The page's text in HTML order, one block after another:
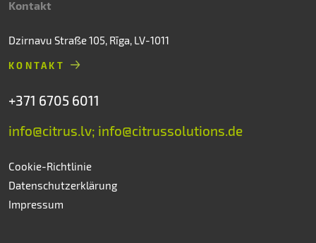
Kontakt
Dzirnavu Straße 105, Rīga, LV-1011
KONTAKT
+371 6705 6011
info@citrus.lv; info@citrussolutions.de
Cookie-Richtlinie
Datenschutzerklärung
Impressum